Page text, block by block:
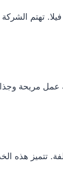
تهتم
مريحة
تتميز هذه